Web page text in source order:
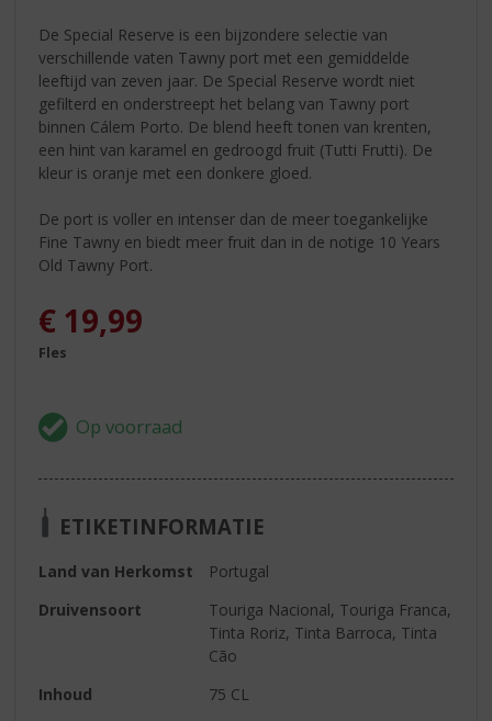
De Special Reserve is een bijzondere selectie van
verschillende vaten Tawny port met een gemiddelde
leeftijd van zeven jaar. De Special Reserve wordt niet
gefilterd en onderstreept het belang van Tawny port
binnen Cálem Porto. De blend heeft tonen van krenten,
een hint van karamel en gedroogd fruit (Tutti Frutti). De
kleur is oranje met een donkere gloed.
De port is voller en intenser dan de meer toegankelijke
Fine Tawny en biedt meer fruit dan in de notige 10 Years
Old Tawny Port.
€ 19,99
Fles
ETIKETINFORMATIE
Land van Herkomst
Portugal
Druivensoort
Touriga Nacional, Touriga Franca,
Tinta Roriz, Tinta Barroca, Tinta
Cão
Inhoud
75 CL